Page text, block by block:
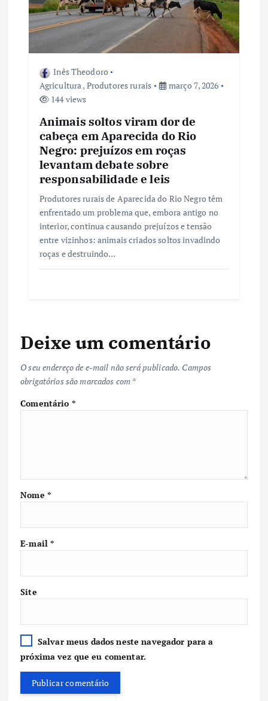
Inês Theodoro
Agricultura, Produtores rurais
março 7, 2026
144 views
Animais soltos viram dor de
cabeça em Aparecida do Rio
Negro: prejuízos em roças
levantam debate sobre
responsabilidade e leis
Produtores rurais de Aparecida do Rio Negro têm
enfrentado um problema que, embora antigo no
interior, continua causando prejuízos e tensão
entre vizinhos: animais criados soltos invadindo
roças e destruindo…
Deixe um comentário
O seu endereço de e-mail não será publicado. Campos
obrigatórios são marcados com *
Comentário *
Nome *
E-mail*
Site
Salvar meus dados neste navegador para a
próxima vez que eu comentar.